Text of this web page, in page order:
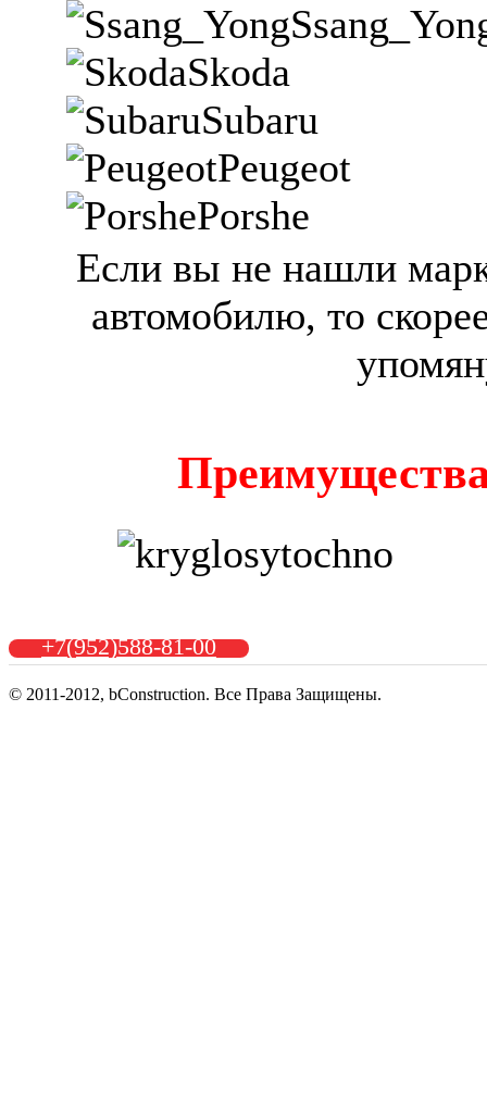
Skoda
Subaru
Peugeot
Porshe
Если вы не нашли
автомобилю, то
+7(952)588-81-00
© 2011-2012, bConstruction. Все Права Защищены.